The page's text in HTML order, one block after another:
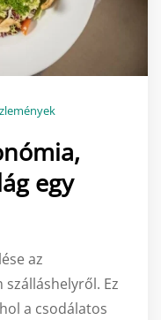
egy
az
Ez
a csodálatos